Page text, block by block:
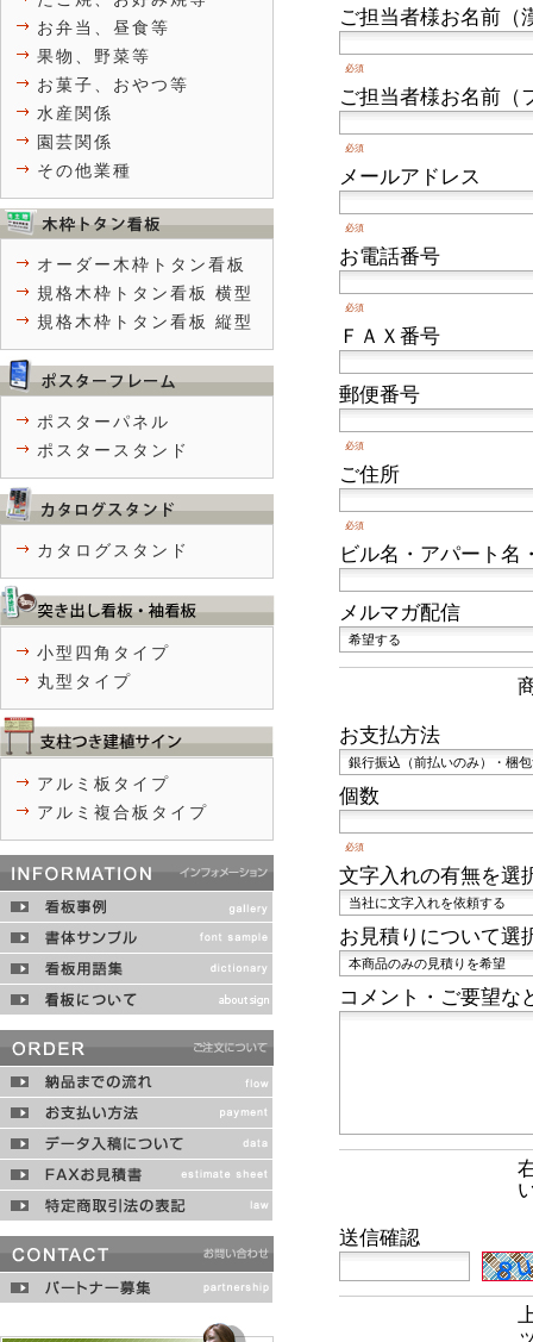
ご担当者様お名前（
必須
ご担当者様お名前（
必須
メールアドレス
必須
お電話番号
必須
ＦＡＸ番号
郵便番号
必須
ご住所
必須
ビル名・アパート名
メルマガ配信
お支払方法
個数
必須
文字入れの有無を選
お見積りについて選
コメント・ご要望な
送信確認
お弁当、昼食等
果物、野菜等
お菓子、おやつ等
水産関係
園芸関係
その他業種
オーダー木枠トタン看板
規格木枠トタン看板 横型
規格木枠トタン看板 縦型
ポスターパネル
ポスタースタンド
カタログスタンド
小型四角タイプ
丸型タイプ
アルミ板タイプ
アルミ複合板タイプ